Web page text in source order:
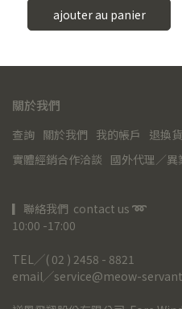
ajouter au panier
關於我們
查詢 關於我們 我的帳戶 退換
實體經銷合作洽談 國外代理／異
▎聯絡我們  contact us ➿
10:00 -17:00
TEL╱( 02 ) 2458 - 8821
email╱service@meow-